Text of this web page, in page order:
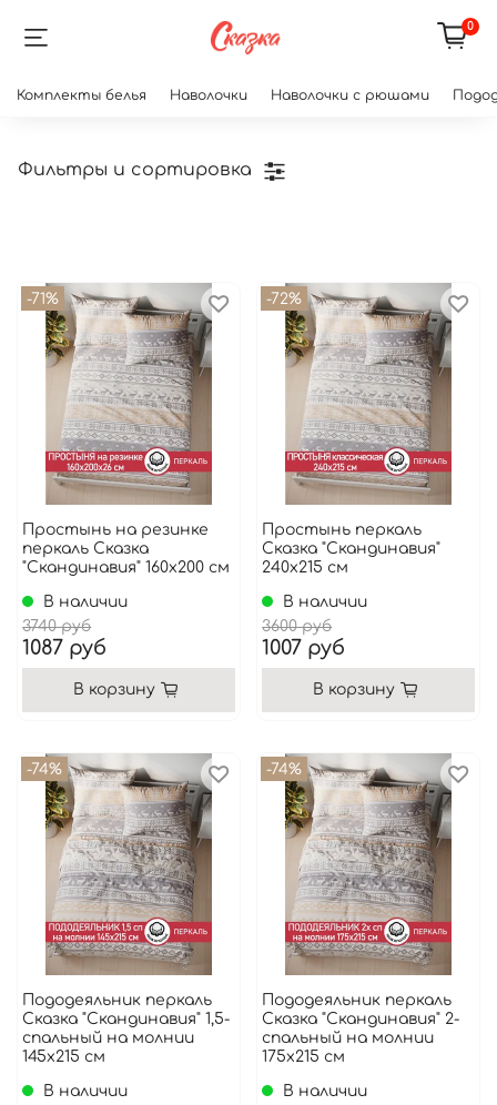
0
Комплекты белья Наволочки Наволочки с рюшами
-71%
Простынь на резинке
перкаль Сказка
"Скандинавия" 160x200 см
В наличии
3740 руб
1087 руб
В корзину
-72%
Простынь перкаль
Сказка "Скандинавия"
240x215 см
В наличии
3600 руб
1007 руб
В корзину
-74%
Пододеяльник перкаль
Сказка "Скандинавия" 1,5-
спальный на молнии
145x215 см
В наличии
-74%
Пододеяльник перкаль
Сказка "Скандинавия" 2-
спальный на молнии
175x215 см
В наличии
Фильтры и сортировка